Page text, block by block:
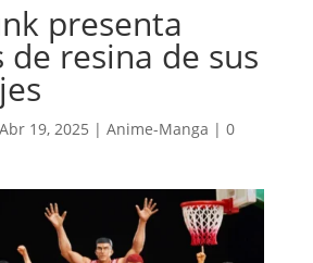
presenta
de resina de sus
Abr 19, 2025 | Anime-Manga | 0